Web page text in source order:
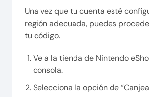
Una vez que tu cuenta esté
región adecuada, puedes
tu código.
Ve a la tienda de Nintendo
consola.
Selecciona la opción de